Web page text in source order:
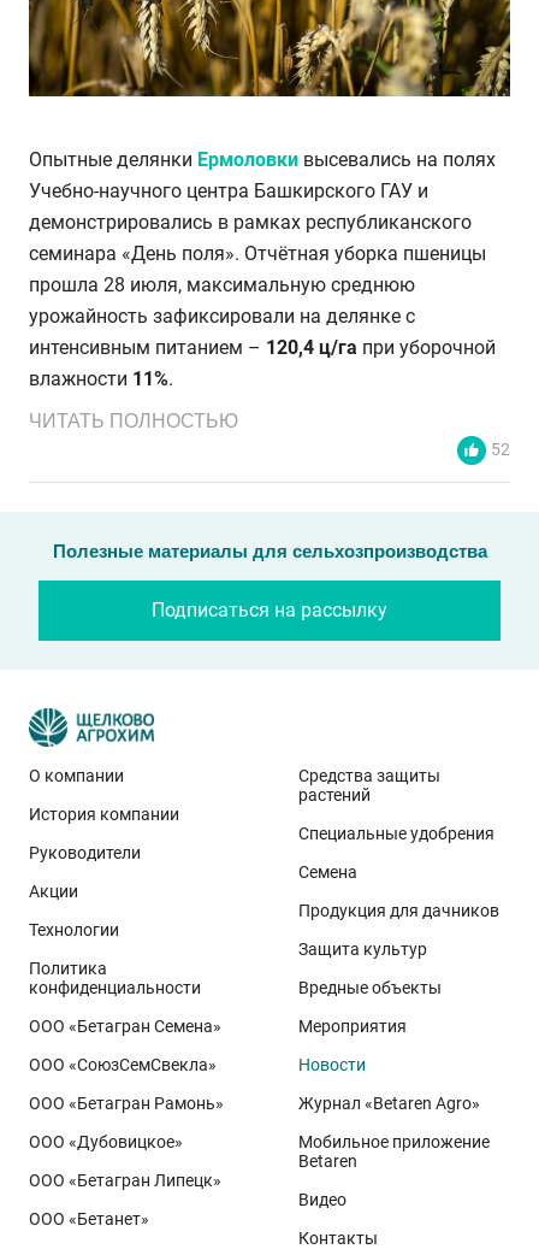
Опытные делянки Ермоловки высевались на полях
Учебно-научного центра Башкирского ГАУ и
демонстрировались в рамках республиканского
семинара «День поля». Отчётная уборка пшеницы
прошла 28 июля, максимальную среднюю
урожайность зафиксировали на делянке с
интенсивным питанием – 120,4 ц/га при уборочной
влажности 11%.
Эти результаты особенно показательны для
условий Приволжского федерального округа. Они
демонстрируют, что потенциал интенсивного сорта
реализуется при грамотном управлении
технологией: сбалансированном минеральном
питании, эффективной защите растений и точном
относится к новому поколению сортов орловского
биотипа озимой пшеницы. Это достижение
департамента селекции и семеноводства «Щёлково
Агрохим». Ей принадлежит рекорд
полученный в Орловской области в 2025 году.
Ермоловка максимально отзывчива на приёмы
интенсификации. Внесена в Государственный реестр
ЧИТАТЬ ПОЛНОСТЬЮ
52
Полезные материалы для сельхозпроизводства
Подписаться на рассылку
О компании
История компании
Руководители
Акции
Технологии
Политика
конфиденциальности
ООО «Бетагран Семена»
ООО «СоюзСемСвекла»
ООО «Бетагран Рамонь»
ООО «Дубовицкое»
ООО «Бетагран Липецк»
ООО «Бетанет»
Средства защиты
растений
Специальные удобрения
Семена
Продукция для дачников
Защита культур
Вредные объекты
Мероприятия
Новости
Журнал «Betaren Agro»
Мобильное приложение
Betaren
Видео
Контакты